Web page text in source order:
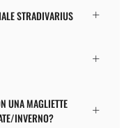
STRADIVARIUS
UNA MAGLIETTE
INVERNO?